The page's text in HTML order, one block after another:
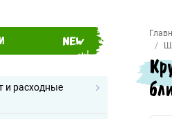
и расходные